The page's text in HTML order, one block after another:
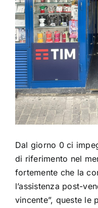
Dal giorno 0 ci
di riferimento nel
fortemente che la
l’assistenza post-
vincente”, queste le